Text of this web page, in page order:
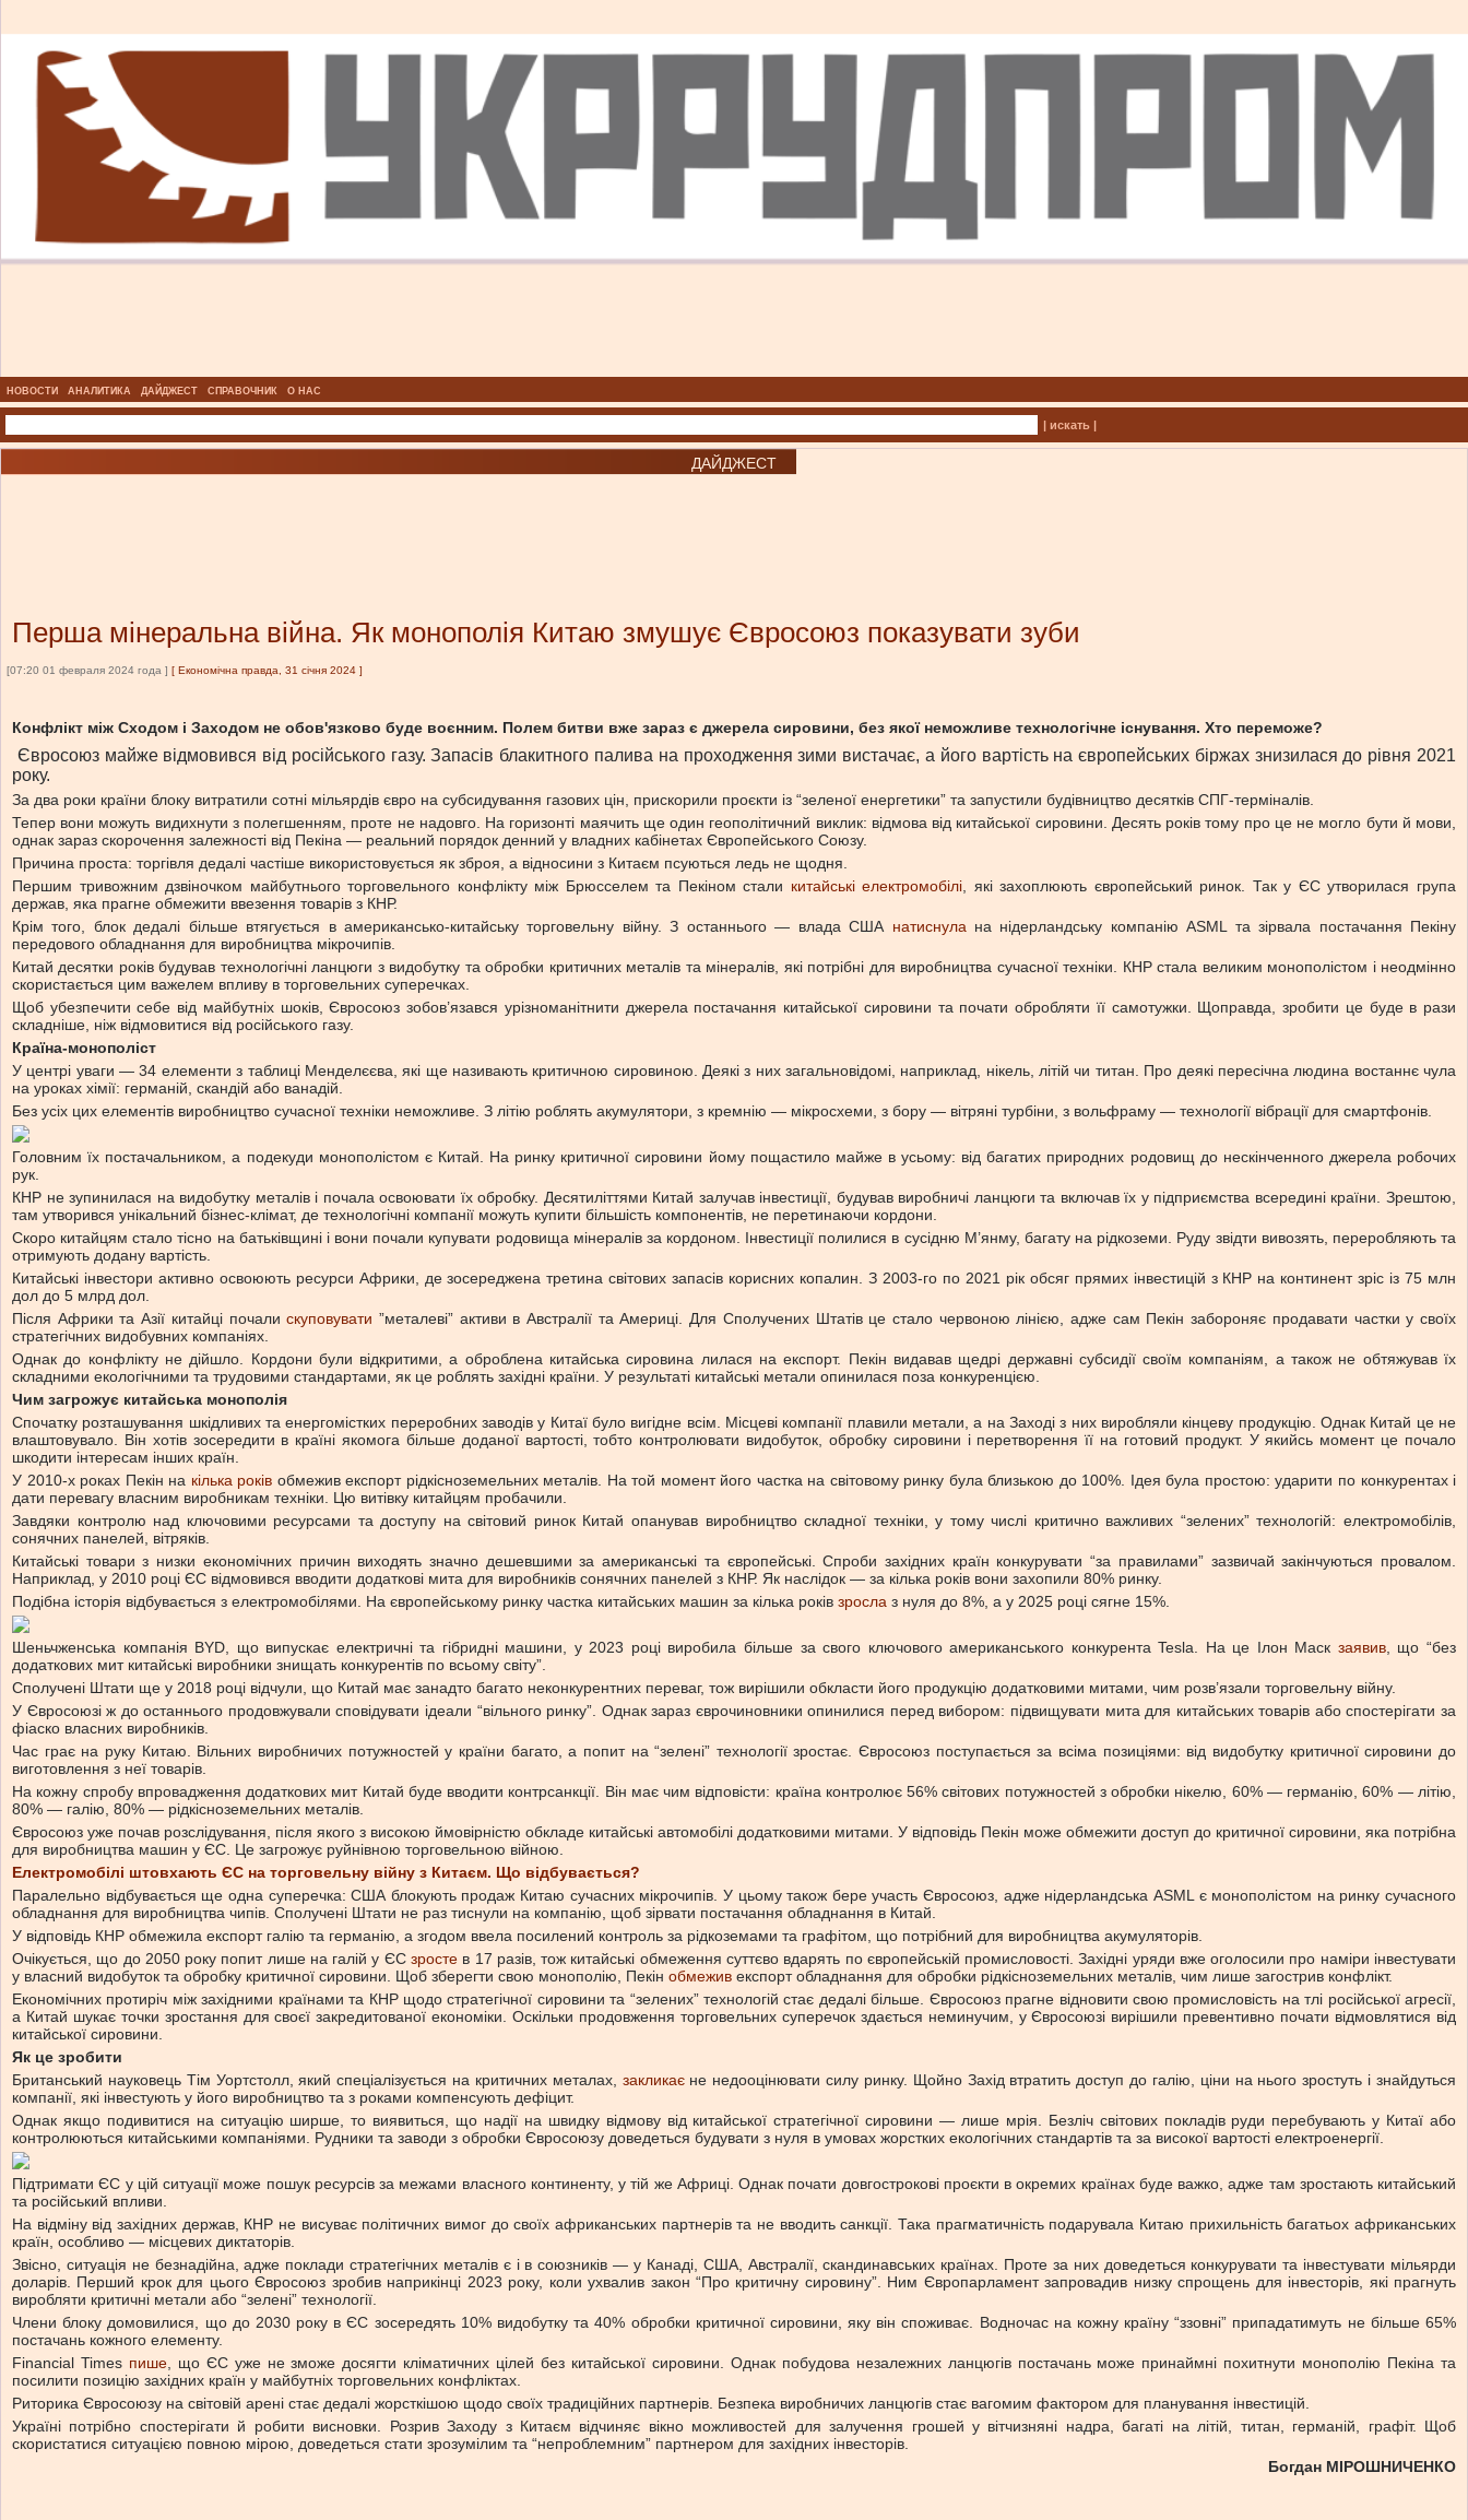
НОВОСТИ АНАЛИТИКА ДАЙДЖЕСТ СПРАВОЧНИК О НАС
| искать |
ДАЙДЖЕСТ
Перша мінеральна війна. Як монополія Китаю змушує Євросоюз показувати зуби
[07:20 01 февраля 2024 года ] [ Економічна правда, 31 січня 2024 ]
Конфлікт між Сходом і Заходом не обов'язково буде воєнним. Полем битви вже зараз є джерела сировини, без якої неможливе технологічне існування. Хто переможе?
Євросоюз майже відмовився від російського газу. Запасів блакитного палива на проходження зими вистачає, а його вартість на європейських біржах знизилася до рівня 2021
року.
За два роки країни блоку витратили сотні мільярдів євро на субсидування газових цін, прискорили проєкти із “зеленої енергетики” та запустили будівництво десятків СПГ-терміналів.
Тепер вони можуть видихнути з полегшенням, проте не надовго. На горизонті маячить ще один геополітичний виклик: відмова від китайської сировини. Десять років тому про це не могло бути й мови,
однак зараз скорочення залежності від Пекіна — реальний порядок денний у владних кабінетах Європейського Союзу.
Причина проста: торгівля дедалі частіше використовується як зброя, а відносини з Китаєм псуються ледь не щодня.
Першим тривожним дзвіночком майбутнього торговельного конфлікту між Брюсселем та Пекіном стали китайські електромобілі , які захоплюють європейський ринок. Так у ЄС утворилася група
держав, яка прагне обмежити ввезення товарів з КНР.
Крім того, блок дедалі більше втягується в американсько-китайську торговельну війну. З останнього — влада США натиснула на нідерландську компанію ASML та зірвала постачання Пекіну
передового обладнання для виробництва мікрочипів.
Китай десятки років будував технологічні ланцюги з видобутку та обробки критичних металів та мінералів, які потрібні для виробництва сучасної техніки. КНР стала великим монополістом і неодмінно
скористається цим важелем впливу в торговельних суперечках.
Щоб убезпечити себе від майбутніх шоків, Євросоюз зобов’язався урізноманітнити джерела постачання китайської сировини та почати обробляти її самотужки. Щоправда, зробити це буде в рази
складніше, ніж відмовитися від російського газу.
Країна-монополіст
У центрі уваги — 34 елементи з таблиці Менделєєва, які ще називають критичною сировиною. Деякі з них загальновідомі, наприклад, нікель, літій чи титан. Про деякі пересічна людина востаннє чула
на уроках хімії: германій, скандій або ванадій.
Без усіх цих елементів виробництво сучасної техніки неможливе. З літію роблять акумулятори, з кремнію — мікросхеми, з бору — вітряні турбіни, з вольфраму — технології вібрації для смартфонів.
Головним їх постачальником, а подекуди монополістом є Китай. На ринку критичної сировини йому пощастило майже в усьому: від багатих природних родовищ до нескінченного джерела робочих
рук.
КНР не зупинилася на видобутку металів і почала освоювати їх обробку. Десятиліттями Китай залучав інвестиції, будував виробничі ланцюги та включав їх у підприємства всередині країни. Зрештою,
там утворився унікальний бізнес-клімат, де технологічні компанії можуть купити більшість компонентів, не перетинаючи кордони.
Скоро китайцям стало тісно на батьківщині і вони почали купувати родовища мінералів за кордоном. Інвестиції полилися в сусідню М’янму, багату на рідкоземи. Руду звідти вивозять, переробляють та
отримують додану вартість.
Китайські інвестори активно освоюють ресурси Африки, де зосереджена третина світових запасів корисних копалин. З 2003-го по 2021 рік обсяг прямих інвестицій з КНР на континент зріс із 75 млн
дол до 5 млрд дол.
Після Африки та Азії китайці почалискуповувати ”металеві” активи в Австралії та Америці. Для Сполучених Штатів це стало червоною лінією, адже сам Пекін забороняє продавати частки у своїх
стратегічних видобувних компаніях.
Однак до конфлікту не дійшло. Кордони були відкритими, а оброблена китайська сировина лилася на експорт. Пекін видавав щедрі державні субсидії своїм компаніям, а також не обтяжував їх
складними екологічними та трудовими стандартами, як це роблять західні країни. У результаті китайські метали опинилася поза конкуренцією.
Чим загрожує китайська монополія
Спочатку розташування шкідливих та енергомістких переробних заводів у Китаї було вигідне всім. Місцеві компанії плавили метали, а на Заході з них виробляли кінцеву продукцію. Однак Китай це не
влаштовувало. Він хотів зосередити в країні якомога більше доданої вартості, тобто контролювати видобуток, обробку сировини і перетворення її на готовий продукт. У якийсь момент це почало
шкодити інтересам інших країн.
У 2010-х роках Пекін на кілька років обмежив експорт рідкісноземельних металів. На той момент його частка на світовому ринку була близькою до 100%. Ідея була простою: ударити по конкурентах і
дати перевагу власним виробникам техніки. Цю витівку китайцям пробачили.
Завдяки контролю над ключовими ресурсами та доступу на світовий ринок Китай опанував виробництво складної техніки, у тому числі критично важливих “зелених” технологій: електромобілів,
сонячних панелей, вітряків.
Китайські товари з низки економічних причин виходять значно дешевшими за американські та європейські. Спроби західних країн конкурувати “за правилами” зазвичай закінчуються провалом.
Наприклад, у 2010 році ЄС відмовився вводити додаткові мита для виробників сонячних панелей з КНР. Як наслідок — за кілька років вони захопили 80% ринку.
Подібна історія відбувається з електромобілями. На європейському ринку частка китайських машин за кілька років зросла з нуля до 8%, а у 2025 році сягне 15%.
Шеньчженська компанія BYD, що випускає електричні та гібридні машини, у 2023 році виробила більше за свого ключового американського конкурента Tesla. На це Ілон Маск заявив, що “без
додаткових мит китайські виробники знищать конкурентів по всьому світу”.
Сполучені Штати ще у 2018 році відчули, що Китай має занадто багато неконкурентних переваг, тож вирішили обкласти його продукцію додатковими митами, чим розв’язали торговельну війну.
У Євросоюзі ж до останнього продовжували сповідувати ідеали “вільного ринку”. Однак зараз єврочиновники опинилися перед вибором: підвищувати мита для китайських товарів або спостерігати за
фіаско власних виробників.
Час грає на руку Китаю. Вільних виробничих потужностей у країни багато, а попит на “зелені” технології зростає. Євросоюз поступається за всіма позиціями: від видобутку критичної сировини до
виготовлення з неї товарів.
На кожну спробу впровадження додаткових мит Китай буде вводити контрсанкції. Він має чим відповісти: країна контролює 56% світових потужностей з обробки нікелю, 60% — германію, 60% — літію,
80% — галію, 80% — рідкісноземельних металів.
Євросоюз уже почав розслідування, після якого з високою ймовірністю обкладе китайські автомобілі додатковими митами. У відповідь Пекін може обмежити доступ до критичної сировини, яка потрібна
для виробництва машин у ЄС. Це загрожує руйнівною торговельною війною.
Електромобілі штовхають ЄС на торговельну війну з Китаєм. Що відбувається?
Паралельно відбувається ще одна суперечка: США блокують продаж Китаю сучасних мікрочипів. У цьому також бере участь Євросоюз, адже нідерландська ASML є монополістом на ринку сучасного
обладнання для виробництва чипів. Сполучені Штати не раз тиснули на компанію, щоб зірвати постачання обладнання в Китай.
У відповідь КНР обмежила експорт галію та германію, а згодом ввела посилений контроль за рідкоземами та графітом, що потрібний для виробництва акумуляторів.
Очікується, що до 2050 року попит лише на галій у ЄСзросте в 17 разів, тож китайські обмеження суттєво вдарять по європейській промисловості. Західні уряди вже оголосили про наміри інвестувати
у власний видобуток та обробку критичної сировини. Щоб зберегти свою монополію, Пекін обмежив експорт обладнання для обробки рідкісноземельних металів, чим лише загострив конфлікт.
Економічних протиріч між західними країнами та КНР щодо стратегічної сировини та “зелених” технологій стає дедалі більше. Євросоюз прагне відновити свою промисловість на тлі російської агресії,
а Китай шукає точки зростання для своєї закредитованої економіки. Оскільки продовження торговельних суперечок здається неминучим, у Євросоюзі вирішили превентивно почати відмовлятися від
китайської сировини.
Як це зробити
Британський науковець Тім Уортстолл, який спеціалізується на критичних металах, закликаєне недооцінювати силу ринку. Щойно Захід втратить доступ до галію, ціни на нього зростуть і знайдуться
компанії, які інвестують у його виробництво та з роками компенсують дефіцит.
Однак якщо подивитися на ситуацію ширше, то виявиться, що надії на швидку відмову від китайської стратегічної сировини — лише мрія. Безліч світових покладів руди перебувають у Китаї або
контролюються китайськими компаніями. Рудники та заводи з обробки Євросоюзу доведеться будувати з нуля в умовах жорстких екологічних стандартів та за високої вартості електроенергії.
Підтримати ЄС у цій ситуації може пошук ресурсів за межами власного континенту, у тій же Африці. Однак почати довгострокові проєкти в окремих країнах буде важко, адже там зростають китайський
та російський впливи.
На відміну від західних держав, КНР не висуває політичних вимог до своїх африканських партнерів та не вводить санкції. Така прагматичність подарувала Китаю прихильність багатьох африканських
країн, особливо — місцевих диктаторів.
Звісно, ситуація не безнадійна, адже поклади стратегічних металів є і в союзників — у Канаді, США, Австралії, скандинавських країнах. Проте за них доведеться конкурувати та інвестувати мільярди
доларів. Перший крок для цього Євросоюз зробив наприкінці 2023 року, коли ухвалив закон “Про критичну сировину”. Ним Європарламент запровадив низку спрощень для інвесторів, які прагнуть
виробляти критичні метали або “зелені” технології.
Члени блоку домовилися, що до 2030 року в ЄС зосередять 10% видобутку та 40% обробки критичної сировини, яку він споживає. Водночас на кожну країну “ззовні” припадатимуть не більше 65%
постачань кожного елементу.
Financial Times пише, що ЄС уже не зможе досягти кліматичних цілей без китайської сировини. Однак побудова незалежних ланцюгів постачань може принаймні похитнути монополію Пекіна та
посилити позицію західних країн у майбутніх торговельних конфліктах.
Риторика Євросоюзу на світовій арені стає дедалі жорсткішою щодо своїх традиційних партнерів. Безпека виробничих ланцюгів стає вагомим фактором для планування інвестицій.
Україні потрібно спостерігати й робити висновки. Розрив Заходу з Китаєм відчиняє вікно можливостей для залучення грошей у вітчизняні надра, багаті на літій, титан, германій, графіт. Щоб
скористатися ситуацією повною мірою, доведеться стати зрозумілим та “непроблемним” партнером для західних інвесторів.
Богдан МІРОШНИЧЕНКО